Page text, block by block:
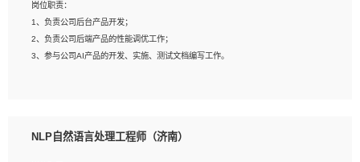
5、善于沟通，具有团队意识；
岗位职责：
1、负责公司后台产品开发；
2、负责公司后端产品的性能调优工作；
3、参与公司AI产品的开发、实施、测试文档编写工作。
验的更佳；
NLP自然语言处理工程师（济南）